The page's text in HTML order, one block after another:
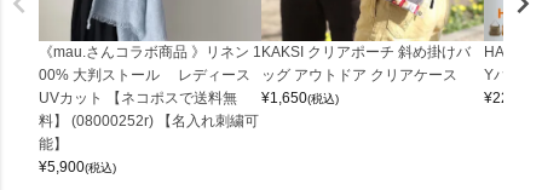
《mau.さんコラボ商品 》リネン 1
00% 大判ストール レディース
UVカット 【ネコポスで送料無
料】 (08000252r) 【名入れ刺繍可
能】
¥5,900(税込)
KAKSI クリアポーチ 斜め掛けバ
ッグ アウトドア クリアケース
¥1,650(税込)
Yバッグ
¥22,000